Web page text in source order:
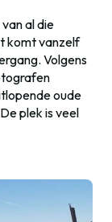
al die
komt vanzelf
Volgens
oude
plek is veel